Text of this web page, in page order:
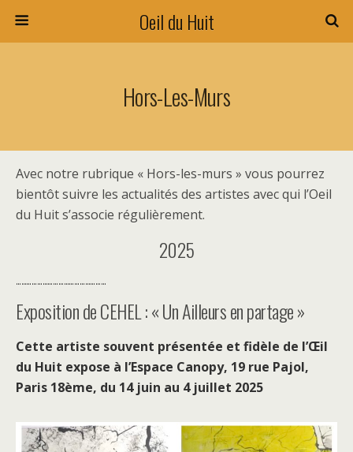
Oeil du Huit
Hors-Les-Murs
Avec notre rubrique « Hors-les-murs » vous pourrez
bientôt suivre les actualités des artistes avec qui l’Oeil
du Huit s’associe régulièrement.
2025
……………………………………………
Exposition de CEHEL : « Un Ailleurs en partage »
Cette artiste souvent présentée et fidèle de l’Œil
du Huit expose à l’Espace Canopy, 19 rue Pajol,
Paris 18ème, du 14 juin au 4 juillet 2025